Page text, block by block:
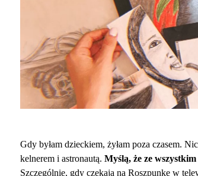
Gdy byłam dzieckiem, żyłam poza czasem.
kelnerem i astronautą. Myślą, że ze
Szczególnie, gdy czekają na Roszpunkę w